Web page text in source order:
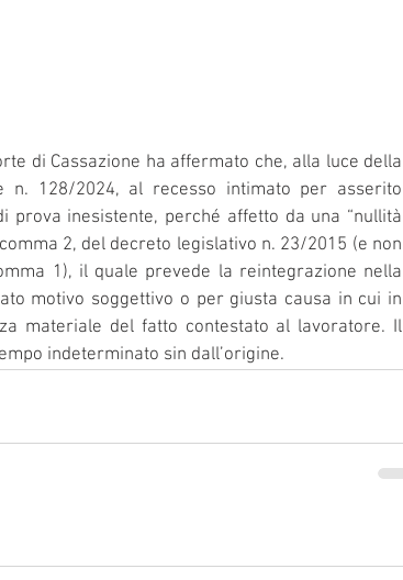
di Cassazione ha affermato che, alla luce della
n. 128/2024, al recesso intimato per asserito
prova inesistente, perché affetto da una “nullità
2, del decreto legislativo n. 23/2015 (e non
1), il quale prevede la reintegrazione nella
motivo soggettivo o per giusta causa in cui in
materiale del fatto contestato al lavoratore. Il
indeterminato sin dall’origine.